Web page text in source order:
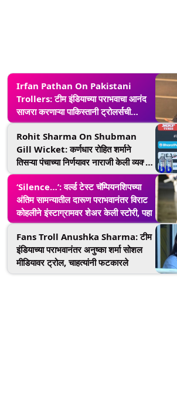
Irfan Pathan On Pakistani
Trollers: टीम इंडियाच्या पराभवाचा आनंद
साजरा करणाऱ्या पाकिस्तानी ट्रोलर्सची
इरफान पठाणने उडवली खिल्ली, ट्विट करुन
दिले उत्तर
Rohit Sharma On Shubman
Gill Wicket: कर्णधार रोहित शर्माने
तिसऱ्या पंचाच्या निर्णयावर नाराजी केली व्यक्त,
म्हणाला...
‘Silence…’: वर्ल्ड टेस्ट चॅम्पियनशिपच्या
अंतिम सामन्यातील दारूण पराभवानंतर विराट
कोहलीने इंस्टाग्रामवर शेअर केली स्टोरी, पहा
Fans Troll Anushka Sharma: टीम
इंडियाच्या पराभवानंतर अनुष्का शर्मा सोशल
मीडियावर ट्रोल, चाहत्यांनी फटकारले